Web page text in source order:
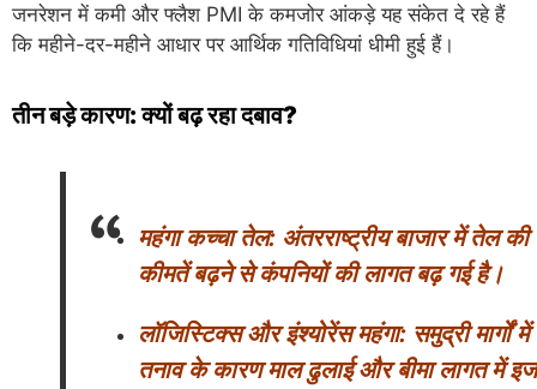
जनरेशन में कमी और फ्लैश PMI के कमजोर आंकड़े यह संकेत दे रहे हैं
कि महीने-दर-महीने आधार पर आर्थिक गतिविधियां धीमी हुई हैं।
तीन बड़े कारण: क्यों बढ़ रहा दबाव?
महंगा कच्चा तेल: अंतरराष्ट्रीय बाजार में तेल की
कीमतें बढ़ने से कंपनियों की लागत बढ़ गई है।
लॉजिस्टिक्स और इंश्योरेंस महंगा: समुद्री मार्गों में
तनाव के कारण माल ढुलाई और बीमा लागत में